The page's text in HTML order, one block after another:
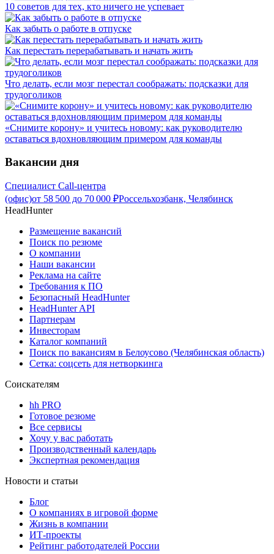
10 советов для тех, кто ничего не успевает
Как забыть о работе в отпуске
Как перестать перерабатывать и начать жить
Что делать, если мозг перестал соображать: подсказки для
трудоголиков
«Снимите корону» и учитесь новому: как руководителю
оставаться вдохновляющим примером для команды
Вакансии дня
Специалист Call-центра
(офис)от 58 500 до 70 000 ₽Россельхозбанк, Челябинск
HeadHunter
Размещение вакансий
Поиск по резюме
О компании
Наши вакансии
Реклама на сайте
Требования к ПО
Безопасный HeadHunter
HeadHunter API
Партнерам
Инвесторам
Каталог компаний
Поиск по вакансиям в Белоусово (Челябинская область)
Сетка: соцсеть для нетворкинга
Соискателям
hh PRO
Готовое резюме
Все сервисы
Хочу у вас работать
Производственный календарь
Экспертная рекомендация
Новости и статьи
Блог
О компаниях в игровой форме
Жизнь в компании
ИТ-проекты
Рейтинг работодателей России